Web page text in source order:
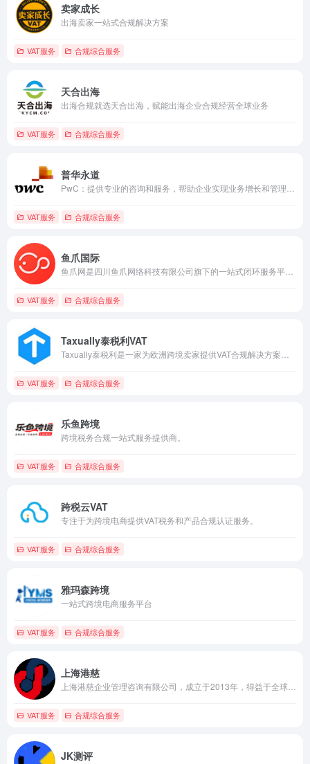
卖家成长
出海卖家一站式合规解决方案
VAT服务 合规综合服务
天合出海
出海合规就选天合出海，赋能出海企业合规经营全球业务
VAT服务 合规综合服务
普华永道
VAT服务 合规综合服务
鱼爪国际
VAT服务 合规综合服务
Taxually泰税利VAT
VAT服务 合规综合服务
乐鱼跨境
跨境税务合规一站式服务提供商。
VAT服务 合规综合服务
跨税云VAT
专注于为跨境电商提供VAT税务和产品合规认证服务。
VAT服务 合规综合服务
雅玛森跨境
一站式跨境电商服务平台
VAT服务 合规综合服务
上海港慈
VAT服务 合规综合服务
JK测评